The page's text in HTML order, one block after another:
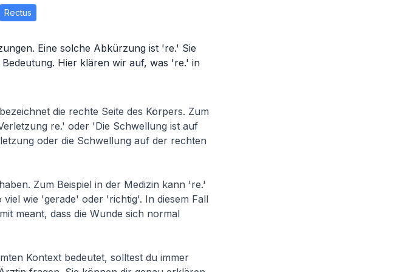
Rectus
Eine solche Abkürzung ist 're.' Sie
Hier klären wir auf, was 're.' in
die rechte Seite des Körpers. Zum
re.' oder 'Die Schwellung ist auf
oder die Schwellung auf der rechten
Zum Beispiel in der Medizin kann 're.'
wie 'gerade' oder 'richtig'. In diesem Fall
meant, dass die Wunde sich normal
Kontext bedeutet, solltest du immer